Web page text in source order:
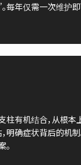
每年仅需一次维护
有机结合，从根本
明确症状背后的机